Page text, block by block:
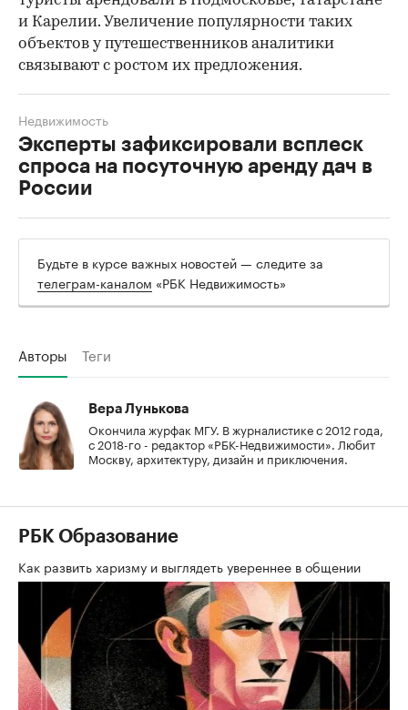
и Карелии. Увеличение популярности таких
объектов у путешественников аналитики
связывают с ростом их предложения.
Эксперты зафиксировали всплеск
спроса на посуточную аренду дач в
России
Недвижимость
Будьте в курсе важных новостей — следите за
телеграм-каналом «РБК Недвижимость»
Авторы Теги
Вера Лунькова
Окончила журфак МГУ. В журналистике с 2012 года,
с 2018-го - редактор «РБК-Недвижимости». Любит
Москву, архитектуру, дизайн и приключения.
РБК Образование
Как развить харизму и выглядеть увереннее в общении